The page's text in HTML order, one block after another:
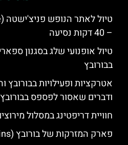
– 40 דקות נסיעה
טיול אופנועי שלג בסגנון
בבורובץ
אטרקציות ופעילויות בבורובץ
ודברים שאסור לפספס בבורובץ
חוויית דריפטינג במסלול
פארק המזרקות של בורובץ (Borovets fountains)